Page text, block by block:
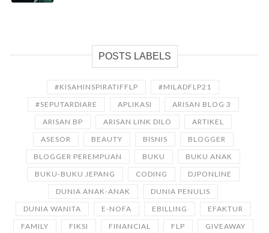
POSTS LABELS
#KISAHINSPIRATIFFLP
#MILADFLP21
#SEPUTARDIARE
APLIKASI
ARISAN BLOG 3
ARISAN BP
ARISAN LINK DILO
ARTIKEL
ASESOR
BEAUTY BISNIS
BLOGGER
BLOGGER PEREMPUAN
BUKU
BUKU ANAK
BUKU-BUKU JEPANG
CODING
DJPONLINE
DUNIA ANAK-ANAK
DUNIA PENULIS
DUNIA WANITA
E-NOFA EBILLING
EFAKTUR
FAMILY
FIKSI FINANCIAL FLP
GIVEAWAY